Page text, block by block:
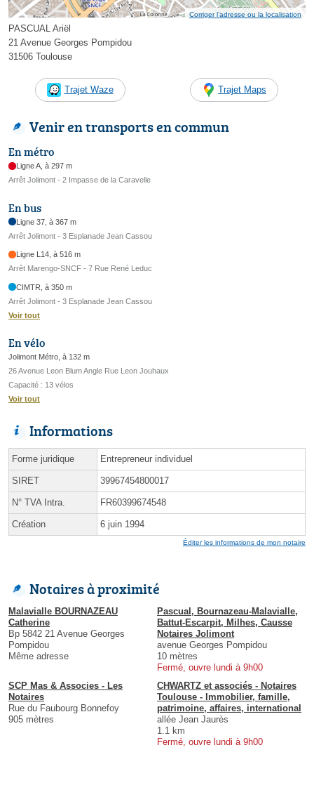
Corriger l’adresse ou la localisation
PASCUAL Ariël
21 Avenue Georges Pompidou
31506 Toulouse
Trajet Waze Trajet Maps
Venir en transports en commun
En métro
Ligne A, à 297 m
Arrêt Jolimont - 2 Impasse de la Caravelle
En bus
Ligne 37, à 367 m
Arrêt Jolimont - 3 Esplanade Jean Cassou
Ligne L14, à 516 m
Arrêt Marengo-SNCF - 7 Rue René Leduc
CIMTR, à 350 m
Arrêt Jolimont - 3 Esplanade Jean Cassou
Voir tout
En vélo
Jolimont Métro, à 132 m
26 Avenue Leon Blum Angle Rue Leon Jouhaux
Capacité : 13 vélos
Voir tout
Informations
Forme juridique Entrepreneur individuel
SIRET 39967454800017
N° TVA Intra. FR60399674548
Création 6 juin 1994
Éditer les informations de mon notaire
Notaires à proximité
Malavialle BOURNAZEAU
Catherine
Bp 5842 21 Avenue Georges
Pompidou
Même adresse
Pascual, Bournazeau-Malavialle,
Battut-Escarpit, Milhes, Causse
Notaires Jolimont
avenue Georges Pompidou
10 mètres
Fermé, ouvre lundi à 9h00
SCP Mas & Associes - Les
Notaires
Rue du Faubourg Bonnefoy
905 mètres
CHWARTZ et associés - Notaires
Toulouse - Immobilier, famille,
patrimoine, affaires, international
allée Jean Jaurès
1.1 km
Fermé, ouvre lundi à 9h00